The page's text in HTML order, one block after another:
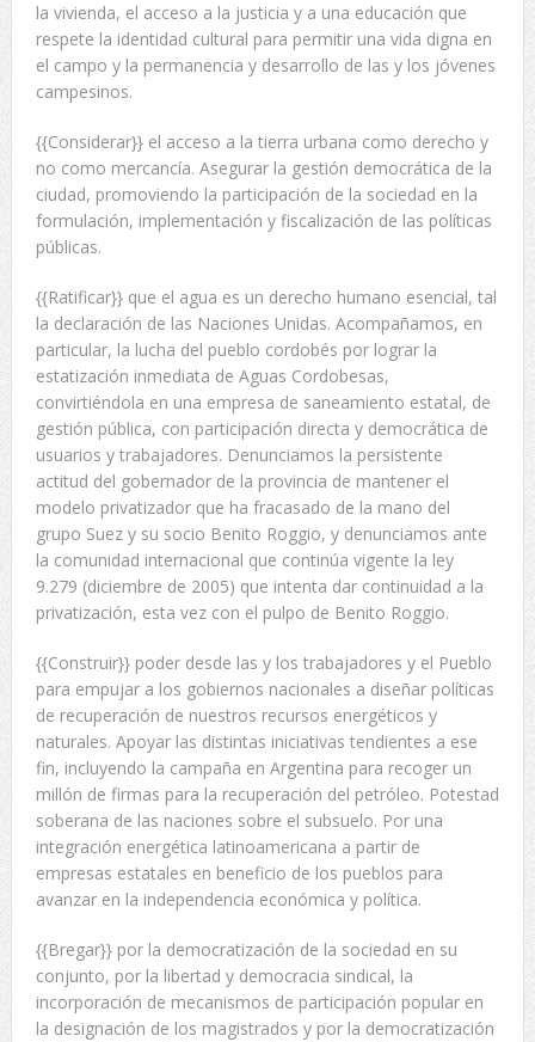
la vivienda, el acceso a la justicia y a una educación que
respete la identidad cultural para permitir una vida digna en
el campo y la permanencia y desarrollo de las y los jóvenes
campesinos.
{{Considerar}} el acceso a la tierra urbana como derecho y
no como mercancía. Asegurar la gestión democrática de la
ciudad, promoviendo la participación de la sociedad en la
formulación, implementación y fiscalización de las políticas
públicas.
{{Ratificar}} que el agua es un derecho humano esencial, tal
la declaración de las Naciones Unidas. Acompañamos, en
particular, la lucha del pueblo cordobés por lograr la
estatización inmediata de Aguas Cordobesas,
convirtiéndola en una empresa de saneamiento estatal, de
gestión pública, con participación directa y democrática de
usuarios y trabajadores. Denunciamos la persistente
actitud del gobernador de la provincia de mantener el
modelo privatizador que ha fracasado de la mano del
grupo Suez y su socio Benito Roggio, y denunciamos ante
la comunidad internacional que continúa vigente la ley
9.279 (diciembre de 2005) que intenta dar continuidad a la
privatización, esta vez con el pulpo de Benito Roggio.
{{Construir}} poder desde las y los trabajadores y el Pueblo
para empujar a los gobiernos nacionales a diseñar políticas
de recuperación de nuestros recursos energéticos y
naturales. Apoyar las distintas iniciativas tendientes a ese
fin, incluyendo la campaña en Argentina para recoger un
millón de firmas para la recuperación del petróleo. Potestad
soberana de las naciones sobre el subsuelo. Por una
integración energética latinoamericana a partir de
empresas estatales en beneficio de los pueblos para
avanzar en la independencia económica y política.
{{Bregar}} por la democratización de la sociedad en su
conjunto, por la libertad y democracia sindical, la
incorporación de mecanismos de participación popular en
la designación de los magistrados y por la democratización